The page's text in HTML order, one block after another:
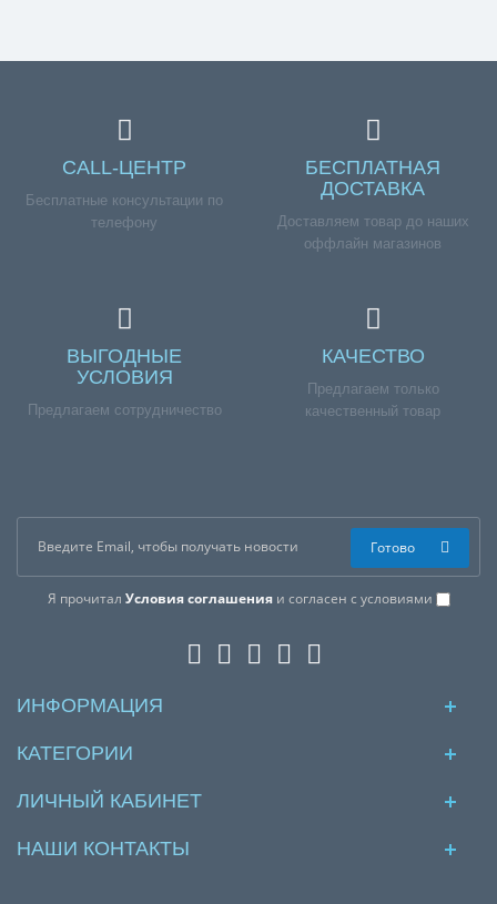
CALL-ЦЕНТР
Бесплатные консультации по
телефону
БЕСПЛАТНАЯ
ДОСТАВКА
Доставляем товар до наших
оффлайн магазинов
ВЫГОДНЫЕ
УСЛОВИЯ
Предлагаем сотрудничество
КАЧЕСТВО
Предлагаем только
качественный товар
Я прочитал Условия соглашенияи согласен с условиями
Готово
ИНФОРМАЦИЯ
КАТЕГОРИИ
ЛИЧНЫЙ КАБИНЕТ
НАШИ КОНТАКТЫ